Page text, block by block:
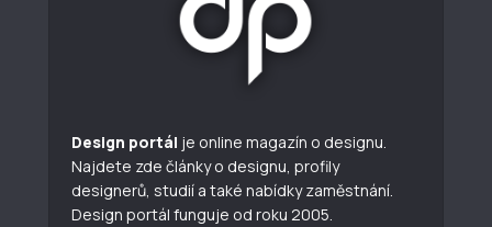
Design portál je online magazín o designu.
Najdete zde články o designu, profily
designerů, studií a také nabídky zaměstnání.
Design portál funguje od roku 2005.